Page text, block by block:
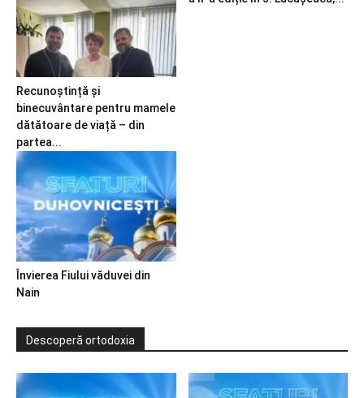
Recunoștință și
binecuvântare pentru mamele
dătătoare de viață – din
partea...
Învierea Fiului văduvei din
Nain
Descoperă ortodoxia